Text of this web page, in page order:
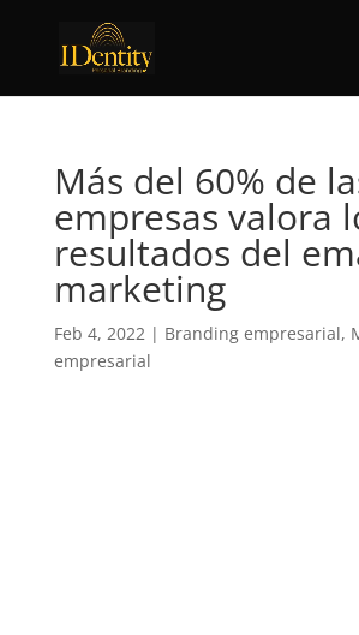
Más del 60% de
empresas valora
resultados del
marketing
Feb 4, 2022| Branding empresarial,
empresarial